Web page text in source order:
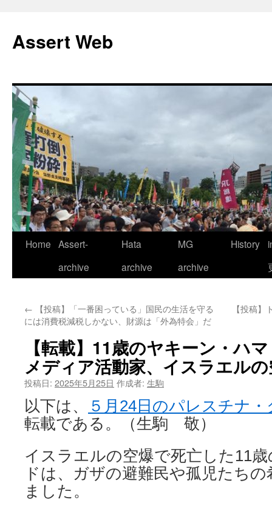
テ
ン
ス
キ
ッ
プ
Assert Web
Home Assert-
archive
Hata
archive
MG
archive
History
← 【投稿】「一番困っている」国民の生活を守る
には消費税減税しかない、財源は「外為特会」だ
【投稿
【転載】11歳のヤキーン・ハ
メディア活動家、イスラエル
投稿日: 2025年5月25日 作成者: 生駒
以下は、
５月24日のパレスチナ
転載である。（生駒 敬）
イスラエルの空爆で死亡した11
ドは、ガザの避難民や孤児たち
ました。